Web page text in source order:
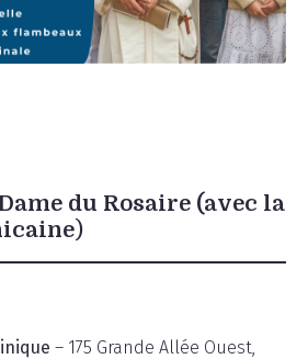
du Rosaire (avec la
)
– 175 Grande Allée Ouest,